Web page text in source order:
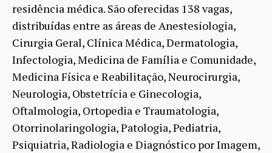
residência médica. São oferecidas 138 vagas,
distribuídas entre as áreas de Anestesiologia,
Cirurgia Geral, Clínica Médica, Dermatologia,
Infectologia, Medicina de Família e Comunidade,
Medicina Física e Reabilitação, Neurocirurgia,
Neurologia, Obstetrícia e Ginecologia,
Oftalmologia, Ortopedia e Traumatologia,
Otorrinolaringologia, Patologia, Pediatria,
Psiquiatria, Radiologia e Diagnóstico por Imagem,